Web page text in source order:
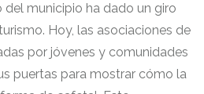
municipio ha dado un giro
Hoy, las asociaciones de
por jóvenes y comunidades
puertas para mostrar cómo la